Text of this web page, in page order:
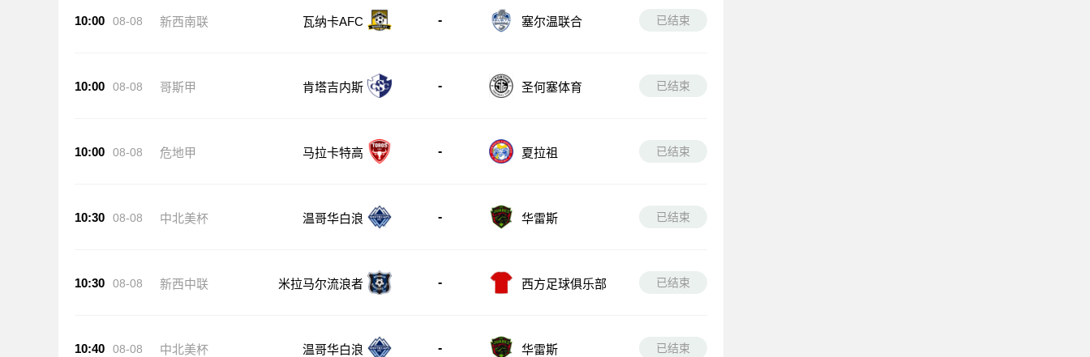
10:00 08-08 新西南联 瓦纳卡AFC - 塞尔温联合 已结束
10:00 08-08 哥斯甲 肯塔吉内斯 - 圣何塞体育 已结束
10:00 08-08 危地甲 马拉卡特高 - 夏拉祖 已结束
10:30 08-08 中北美杯 温哥华白浪 - 华雷斯 已结束
10:30 08-08 新西中联 米拉马尔流浪者 - 西方足球俱乐部 已结束
10:40 08-08 中北美杯 温哥华白浪 - 华雷斯 已结束